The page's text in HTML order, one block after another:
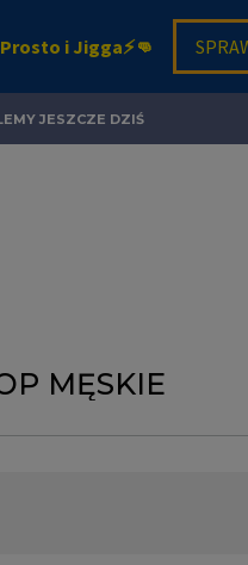
JESZCZE DZIŚ
MĘSKIE